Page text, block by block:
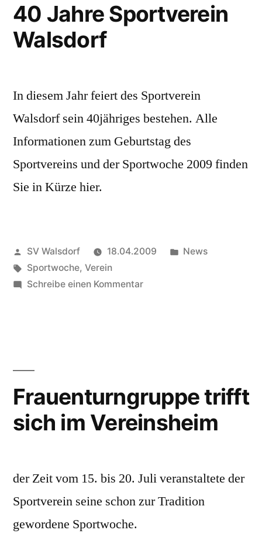
40 Jahre Sportverein
Walsdorf
In diesem Jahr feiert des Sportverein
Walsdorf sein 40jähriges bestehen. Alle
Informationen zum Geburtstag des
Sportvereins und der Sportwoche 2009 finden
Sie in Kürze hier.
Veröffentlicht
von
SV Walsdorf 18.04.2009
Veröffentlicht
News
Schlagwörter:
Sportwoche, Verein
Schreibe einen Kommentarzu
Frauenturngruppe trifft
sich im Vereinsheim
der Zeit vom 15. bis 20. Juli veranstaltete der
Sportverein seine schon zur Tradition
gewordene Sportwoche.